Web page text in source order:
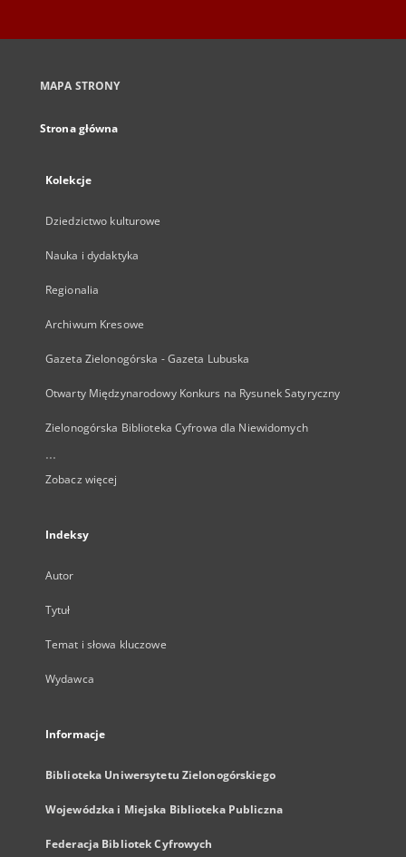
MAPA STRONY
Strona główna
Kolekcje
Dziedzictwo kulturowe
Nauka i dydaktyka
Regionalia
Archiwum Kresowe
Gazeta Zielonogórska - Gazeta Lubuska
Otwarty Międzynarodowy Konkurs na Rysunek Satyryczny
Zielonogórska Biblioteka Cyfrowa dla Niewidomych
...
Zobacz więcej
Indeksy
Autor
Tytuł
Temat i słowa kluczowe
Wydawca
Informacje
Biblioteka Uniwersytetu Zielonogórskiego
Wojewódzka i Miejska Biblioteka Publiczna
Federacja Bibliotek Cyfrowych